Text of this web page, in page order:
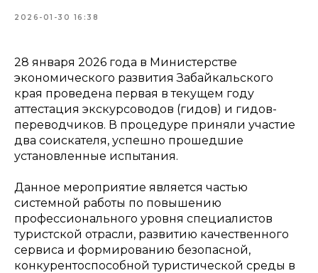
2026-01-30 16:38
28 января 2026 года в Министерстве
экономического развития Забайкальского
края проведена первая в текущем году
аттестация экскурсоводов (гидов) и гидов-
переводчиков. В процедуре приняли участие
два соискателя, успешно прошедшие
установленные испытания.
Данное мероприятие является частью
системной работы по повышению
профессионального уровня специалистов
туристской отрасли, развитию качественного
сервиса и формированию безопасной,
конкурентоспособной туристической среды в